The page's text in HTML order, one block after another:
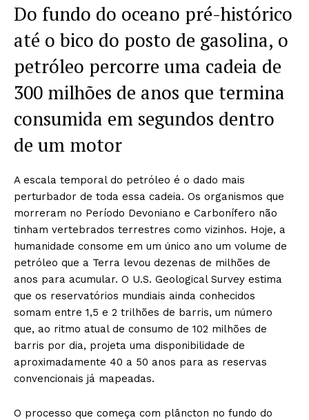
Do fundo do oceano pré-histórico
até o bico do posto de gasolina, o
petróleo percorre uma cadeia de
300 milhões de anos que termina
consumida em segundos dentro
de um motor
A escala temporal do petróleo é o dado mais
perturbador de toda essa cadeia. Os organismos que
morreram no Período Devoniano e Carbonífero não
tinham vertebrados terrestres como vizinhos. Hoje, a
humanidade consome em um único ano um volume de
petróleo que a Terra levou dezenas de milhões de
anos para acumular. O U.S. Geological Survey estima
que os reservatórios mundiais ainda conhecidos
somam entre 1,5 e 2 trilhões de barris, um número
que, ao ritmo atual de consumo de 102 milhões de
barris por dia, projeta uma disponibilidade de
aproximadamente 40 a 50 anos para as reservas
convencionais já mapeadas.
O processo que começa com plâncton no fundo do